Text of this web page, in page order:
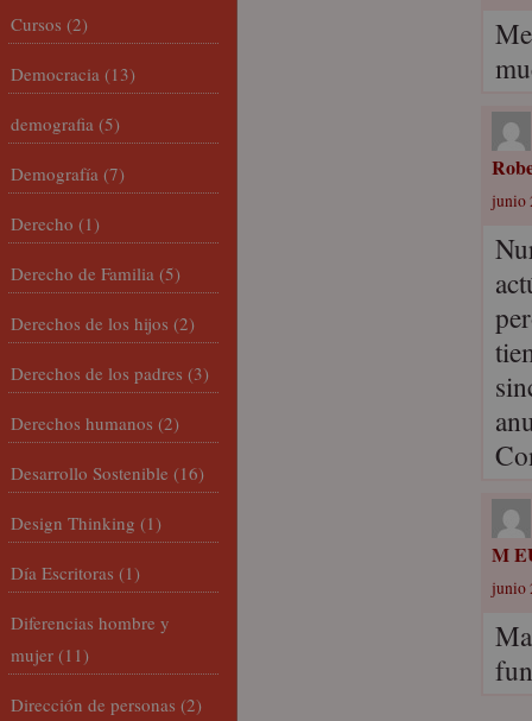
junio
M
junio
Cursos (2)
Democracia (13)
demografia (5)
Demografía (7)
Derecho (1)
Derecho de Familia (5)
Derechos de los hijos (2)
Derechos de los padres (3)
Derechos humanos (2)
Desarrollo Sostenible (16)
Design Thinking (1)
Día Escritoras (1)
Diferencias hombre y
mujer (11)
Dirección de personas (2)